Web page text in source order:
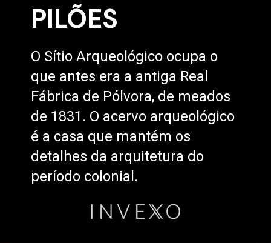
PILÕES
O Sítio Arqueológico ocupa o
que antes era a antiga Real
Fábrica de Pólvora, de meados
de 1831. O acervo arqueológico
é a casa que mantém os
detalhes da arquitetura do
período colonial.